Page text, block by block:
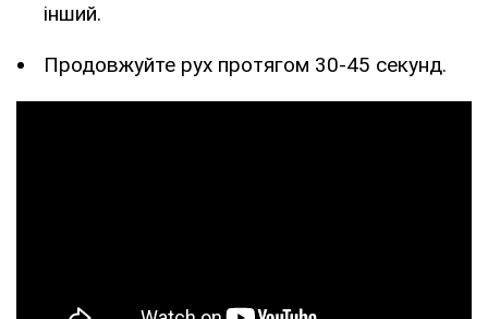
інший.
Продовжуйте рух протягом 30-45 секунд.